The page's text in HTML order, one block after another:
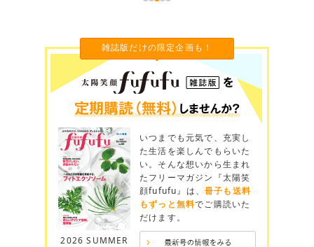
雑誌版だけの限定企画も！
2026 SUMMER
いつまでも元気で、充実し
た生活を楽しんでもらいた
い。そんな想いから生まれ
たフリーマガジン『太陽笑
顔fufufu』は、 冊子も送料
もずっと無料でご購読いた
だけます。